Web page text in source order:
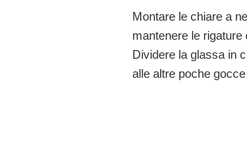
Montare le chiare a
mantenere le
Dividere la glassa in
alle altre poche